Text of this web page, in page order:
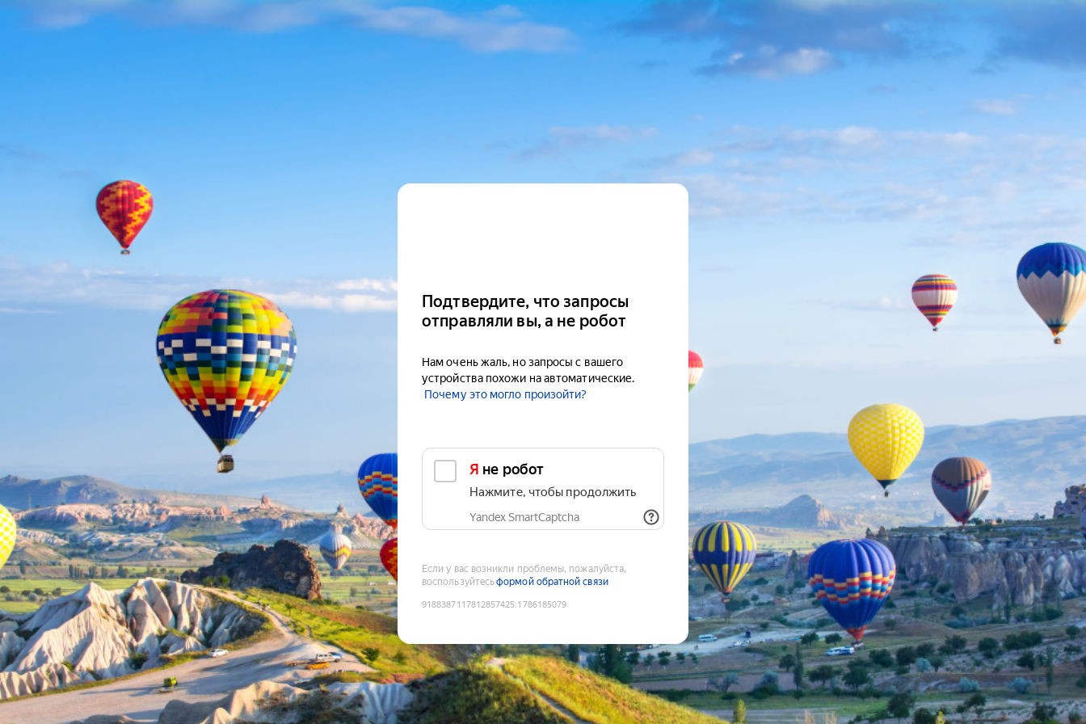
Подтвердите, что запросы
отправляли вы, а не робот
Нам очень жаль, но запросы с вашего
устройства похожи на автоматические.
Почему это могло произойти?
Я не робот
Нажмите, чтобы продолжить
Yandex SmartCaptcha
Если у вас возникли проблемы, пожалуйста,
воспользуйтесьформой обратной связи
9188387117812857425:1786185079